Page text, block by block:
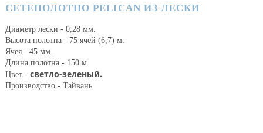
СЕТЕПОЛОТНО PELICAN ИЗ ЛЕСКИ
Диаметр лески - 0,28 мм.
Высота полотна - 75 ячей (6,7) м.
Ячея - 45 мм.
Длина полотна - 150 м.
Цвет -светло-зеленый.
Производство - Тайвань.